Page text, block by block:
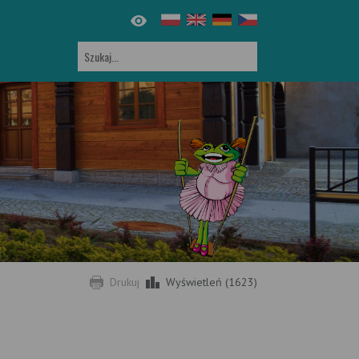
Drukuj Wyświetleń (1623)